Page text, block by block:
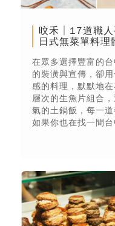
旼禾│17道職人
日式無菜單料理
在眾多選擇豐富的
的裝潢與宣傳，卻
感的料理，默默地
層次的生魚片組合
氣的土鍋飯，每一
如果你也在找一間
需要太多喧囂，也
吃頓飯、讓自己靜
你疲憊的身心。